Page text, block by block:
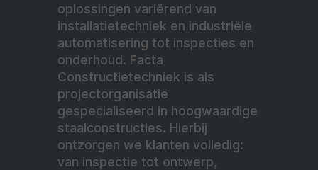
oplossingen variërend van
installatietechniek en industriële
automatisering tot inspecties en
onderhoud. Facta
Constructietechniek is als
projectorganisatie
gespecialiseerd in hoogwaardige
staalconstructies. Hierbij
ontzorgen we klanten volledig:
van inspectie tot ontwerp,